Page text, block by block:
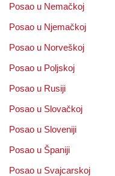
Posao u Nemačkoj
Posao u Njemačkoj
Posao u Norveškoj
Posao u Poljskoj
Posao u Rusiji
Posao u Slovačkoj
Posao u Sloveniji
Posao u Španiji
Posao u Svajcarskoj